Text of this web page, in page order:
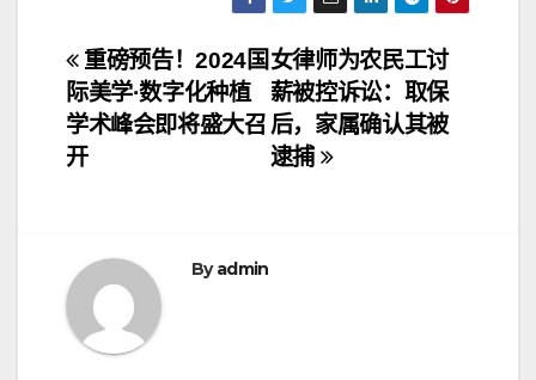
文
章
导
女律师为农民工讨
薪被控诉讼：取保
后，家属确认其被
逮捕
重磅预告！2024国
际美学·数字化种植
学术峰会即将盛大召
开
Byadmin